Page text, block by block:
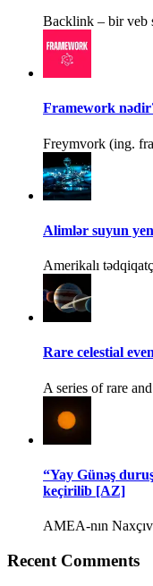
Backlink – bir veb
Framework
Freymvork (ing.
Alimlər suyun
Amerikalı
Rare celestial
A series of rare
“Yay Günəş
keçirilib [AZ]
AMEA-nın
Recent Comments